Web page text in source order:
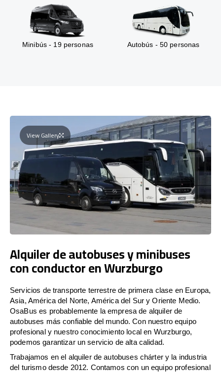
Minibús - 19 personas Autobús - 50 personas
View Gallery
Alquiler de autobuses y minibuses
con conductor en Wurzburgo
Servicios de transporte terrestre de primera clase en Europa,
Asia, América del Norte, América del Sur y Oriente Medio.
OsaBus es probablemente la empresa de alquiler de
autobuses más confiable del mundo. Con nuestro equipo
profesional y nuestro conocimiento local en Wurzburgo,
podemos garantizar un servicio de alta calidad.
Trabajamos en el alquiler de autobuses chárter y la industria
del turismo desde 2012. Contamos con un equipo profesional